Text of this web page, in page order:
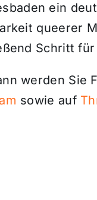
ein
queerer
Schritt
werden Sie
sowie auf